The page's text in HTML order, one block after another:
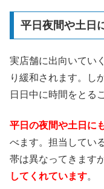
平日夜間や土日
実店舗に出向いてい
り緩和されます。し
日日中に時間をとる
平日の夜間や土日に
べます。担当してい
帯は異なってきますが
してくれています。